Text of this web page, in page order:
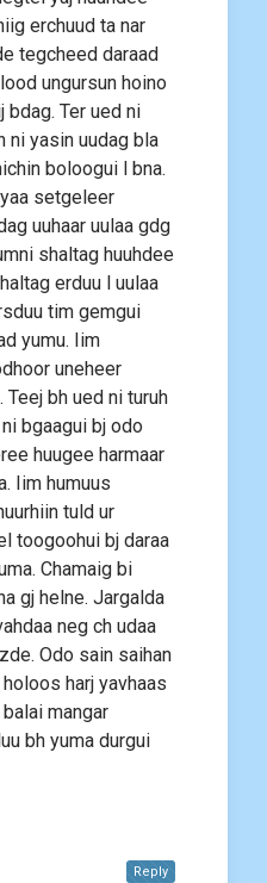
erchuud ta nar
tegcheed daraad
ungursun hoino
bdag. Ter ued ni
ni yasin uudag bla
boloogui l bna.
setgeleer
uuhaar uulaa gdg
shaltag huuhdee
erduu l uulaa
tim gemgui
yumu. Iim
uneheer
Teej bh ued ni turuh
bgaagui bj odo
huugee harmaar
Iim humuus
tuld ur
toogoohui bj daraa
Chamaig bi
gj helne. Jargalda
neg ch udaa
Odo sain saihan
harj yavhaas
mangar
bh yuma durgui
Reply